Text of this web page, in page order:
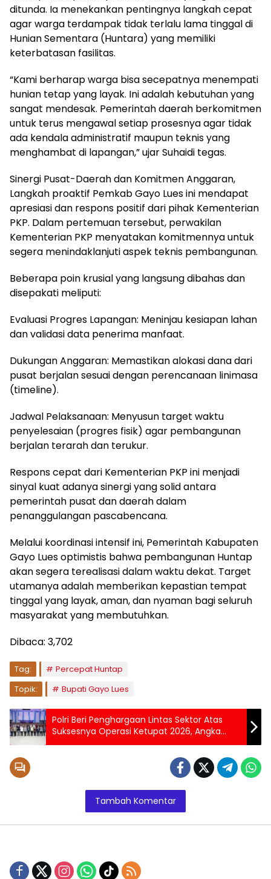
ditunda. Ia menekankan pentingnya langkah cepat
agar warga terdampak tidak terlalu lama tinggal di
Hunian Sementara (Huntara) yang memiliki
keterbatasan fasilitas.
“Kami berharap warga bisa secepatnya menempati
hunian tetap yang layak. Ini adalah kebutuhan yang
sangat mendesak. Pemerintah daerah berkomitmen
untuk terus mengawal setiap prosesnya agar tidak
ada kendala administratif maupun teknis yang
menghambat di lapangan,” ujar Suhaidi tegas.
Sinergi Pusat-Daerah dan Komitmen Anggaran,
Langkah proaktif Pemkab Gayo Lues ini mendapat
apresiasi dan respons positif dari pihak Kementerian
PKP. Dalam pertemuan tersebut, perwakilan
Kementerian PKP menyatakan komitmennya untuk
segera menindaklanjuti aspek teknis pembangunan.
Beberapa poin krusial yang langsung dibahas dan
disepakati meliputi:
Evaluasi Progres Lapangan: Meninjau kesiapan lahan
dan validasi data penerima manfaat.
Dukungan Anggaran: Memastikan alokasi dana dari
pusat berjalan sesuai dengan perencanaan linimasa
(timeline).
Jadwal Pelaksanaan: Menyusun target waktu
penyelesaian (progres fisik) agar pembangunan
berjalan terarah dan terukur.
Respons cepat dari Kementerian PKP ini menjadi
sinyal kuat adanya sinergi yang solid antara
pemerintah pusat dan daerah dalam
penanggulangan pascabencana.
Melalui koordinasi intensif ini, Pemerintah Kabupaten
Gayo Lues optimistis bahwa pembangunan Huntap
akan segera terealisasi dalam waktu dekat. Target
utamanya adalah memberikan kepastian tempat
tinggal yang layak, aman, dan nyaman bagi seluruh
masyarakat yang membutuhkan.
Dibaca: 3,702
Tag:
Percepat Huntap
Topik:
Bupati Gayo Lues
Polri Beri Penghargaan Lintas Sektor Atas
Suksesnya Operasi Ketupat 2026, Angka
Kematian Mudik Turun 30%
Tambah Komentar